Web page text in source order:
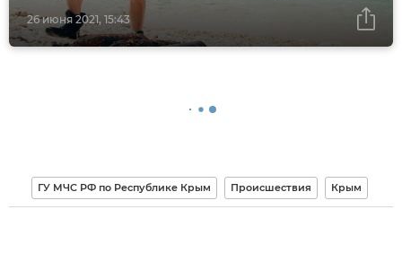
26 июня 2021, 15:43
ГУ МЧС РФ по Республике Крым Происшествия Крым